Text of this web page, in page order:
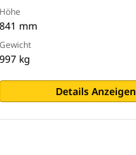
Höhe
841 mm
Gewicht
997 kg
Details Anzeigen